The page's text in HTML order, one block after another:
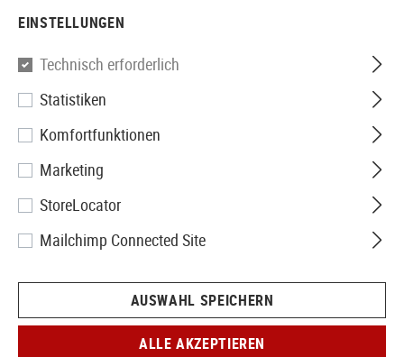
Keine Produkte gefunden.
SCHNELLER VERSAND
EINSTELLUNGEN
Technisch erforderlich
Statistiken
Komfortfunktionen
Marketing
StoreLocator
Mailchimp Connected Site
AUSWAHL SPEICHERN
ALLE AKZEPTIEREN